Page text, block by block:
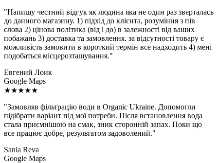
"Напишу честний відгук як людина яка не один раз зверталась
до данного магазину. 1) підхід до клієнта, розуміння з пів
слова 2) цінова політика (від і до) в залежності від ваших
побажань 3) доставка та замовлення. за відсутності товару є
можливість замовити в короткий термін все надходить 4) мені
подобаться місцерозташування."
Евгений Лоик
Google Maps
★★★★★
"Замовляв фільтрацію води в Organic Ukraine. Допомогли
підібрати варіант під мої потреби. Після встановлення вода
стала приємнішою на смак, зник сторонній запах. Поки що
все працює добре, результатом задоволений."
Sania Reva
Google Maps